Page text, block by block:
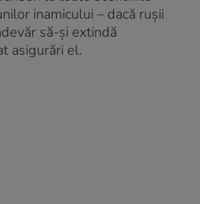
inamicului – dacă ruşii
să-şi extindă
asigurări el.